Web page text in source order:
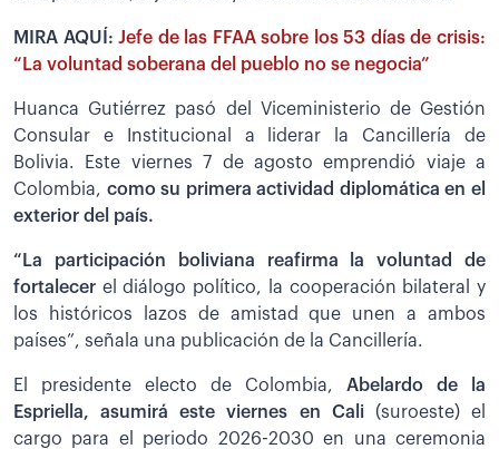
MIRA AQUÍ: Jefe de las FFAA sobre los 53 días de crisis:
“La voluntad soberana del pueblo no se negocia”
Huanca Gutiérrez pasó del Viceministerio de Gestión
Consular e Institucional a liderar la Cancillería de
Bolivia.
Este viernes 7 de agosto emprendió viaje a
Colombia, como su primera actividad diplomática en el
exterior del país.
“La participación boliviana reafirma la voluntad de
fortalecer el diálogo político, la cooperación bilateral y
los históricos lazos de amistad que unen a ambos
países”, señala una publicación de la Cancillería.
El presidente electo de Colombia, Abelardo de la
Espriella, asumirá este viernes en Cali (suroeste) el
cargo para el periodo 2026-2030 en una ceremonia